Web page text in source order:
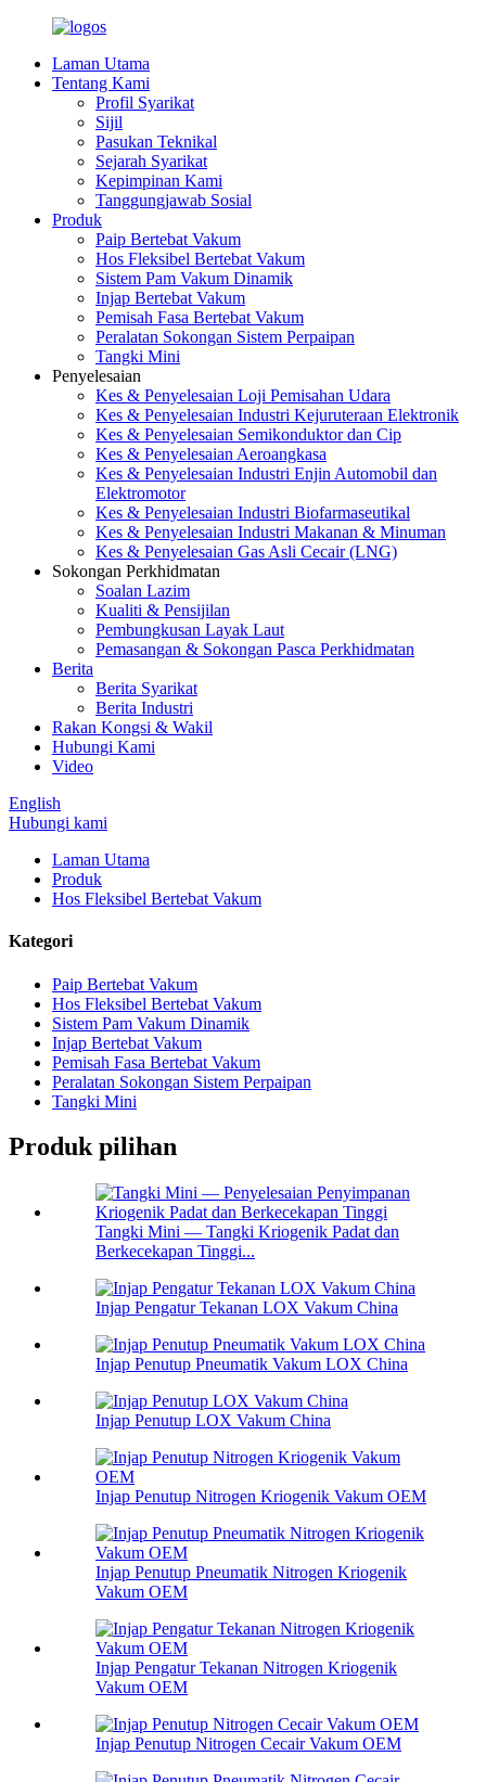
Laman Utama
Tentang Kami
Profil Syarikat
Sijil
Pasukan Teknikal
Sejarah Syarikat
Kepimpinan Kami
Tanggungjawab Sosial
Produk
Paip Bertebat Vakum
Hos Fleksibel Bertebat Vakum
Sistem Pam Vakum Dinamik
Injap Bertebat Vakum
Pemisah Fasa Bertebat Vakum
Peralatan Sokongan Sistem Perpaipan
Tangki Mini
Penyelesaian
Kes & Penyelesaian Loji Pemisahan Udara
Kes & Penyelesaian Industri Kejuruteraan Elektronik
Kes & Penyelesaian Semikonduktor dan Cip
Kes & Penyelesaian Aeroangkasa
Kes & Penyelesaian Industri Enjin Automobil dan
Elektromotor
Kes & Penyelesaian Industri Biofarmaseutikal
Kes & Penyelesaian Industri Makanan & Minuman
Kes & Penyelesaian Gas Asli Cecair (LNG)
Sokongan Perkhidmatan
Soalan Lazim
Kualiti & Pensijilan
Pembungkusan Layak Laut
Pemasangan & Sokongan Pasca Perkhidmatan
Berita
Berita Syarikat
Berita Industri
Rakan Kongsi & Wakil
Hubungi Kami
Video
English
Hubungi kami
Laman Utama
Produk
Hos Fleksibel Bertebat Vakum
Kategori
Paip Bertebat Vakum
Hos Fleksibel Bertebat Vakum
Sistem Pam Vakum Dinamik
Injap Bertebat Vakum
Pemisah Fasa Bertebat Vakum
Peralatan Sokongan Sistem Perpaipan
Tangki Mini
Produk pilihan
Tangki Mini — Tangki Kriogenik Padat dan
Berkecekapan Tinggi...
Injap Pengatur Tekanan LOX Vakum China
Injap Penutup Pneumatik Vakum LOX China
Injap Penutup LOX Vakum China
Injap Penutup Nitrogen Kriogenik Vakum OEM
Injap Penutup Pneumatik Nitrogen Kriogenik
Vakum OEM
Injap Pengatur Tekanan Nitrogen Kriogenik
Vakum OEM
Injap Penutup Nitrogen Cecair Vakum OEM